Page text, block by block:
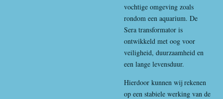
vochtige omgeving zoals
rondom een aquarium. De
Sera transformator is
ontwikkeld met oog voor
veiligheid, duurzaamheid en
een lange levensduur.
Hierdoor kunnen wij rekenen
op een stabiele werking van de